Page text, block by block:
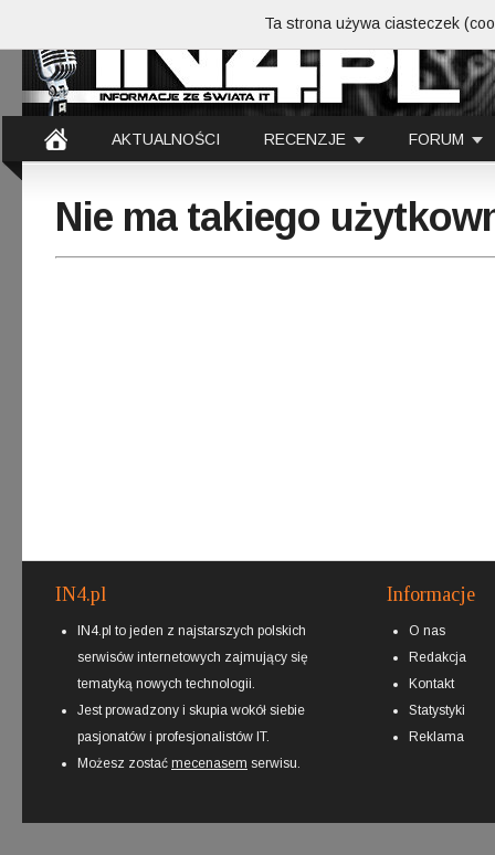
AKTUALNOŚCI RECENZJE FORUM
Nie ma takiego
IN4.pl
IN4.pl to jeden z najstarszych polskich
serwisów internetowych zajmujący się
tematyką nowych technologii.
Jest prowadzony i skupia wokół siebie
pasjonatów i profesjonalistów IT.
Możesz zostać mecenasem serwisu.
Informacje
O nas
Redakcja
Kontakt
Statystyki
Reklama
Ta strona używa ciasteczek